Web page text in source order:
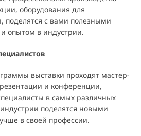
оборудования для
поделятся с вами полезными
опытом в индустрии.
выставки проходят мастер-
и конференции,
в самых различных
поделятся новыми
в своей профессии.